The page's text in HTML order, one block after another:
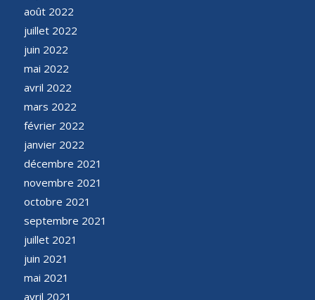
août 2022
juillet 2022
juin 2022
mai 2022
avril 2022
mars 2022
février 2022
janvier 2022
décembre 2021
novembre 2021
octobre 2021
septembre 2021
juillet 2021
juin 2021
mai 2021
avril 2021